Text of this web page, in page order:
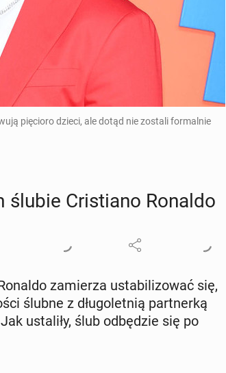
pięcioro dzieci, ale dotąd nie zostali formalnie
Cri­stia­no Ronaldo
za­mie­rza usta­bi­li­zo­wać się,
ślubne z dłu­go­let­nią part­ner­ką
usta­li­ły, ślub od­bę­dzie się po